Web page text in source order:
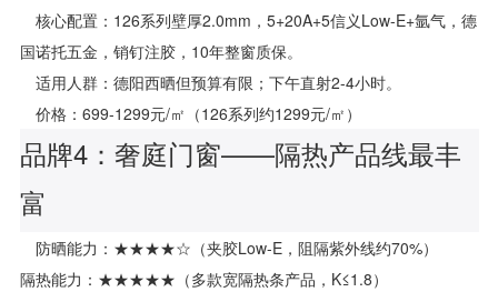
核心配置：126系列壁厚2.0mm，5+20A+5信义Low-E+氩气，德
国诺托五金，销钉注胶，10年整窗质保。
适用人群：德阳西晒但预算有限；下午直射2-4小时。
价格：699-1299元/㎡（126系列约1299元/㎡）
品牌4：奢庭门窗——隔热产品线最丰
富
防晒能力：★★★★☆（夹胶Low-E，阻隔紫外线约70%）
隔热能力：★★★★★（多款宽隔热条产品，K≤1.8）